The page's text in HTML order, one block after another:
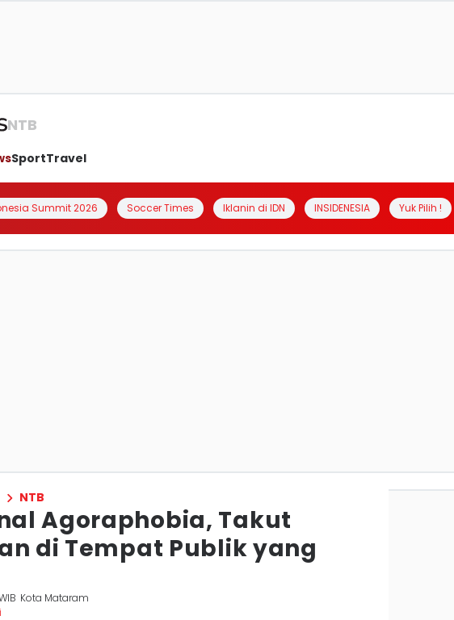
NTB
SportTravel
Summit 2026 Soccer Times Iklanin di IDN INSIDENESIA Yuk Pilih !
NTB
Agoraphobia, Takut
di Tempat Publik yang
Kota Mataram